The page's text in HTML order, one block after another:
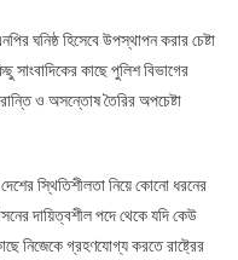
ঘনিষ্ঠ হিসেবে উপস্থাপন করার চেষ্টা
কাছে পুলিশ বিভাগের
ও অসন্তোষ তৈরির অপচেষ্টা
স্থিতিশীলতা নিয়ে কোনো ধরনের
দায়িত্বশীল পদে থেকে যদি কেউ
নিজেকে গ্রহণযোগ্য করতে রাষ্ট্রের